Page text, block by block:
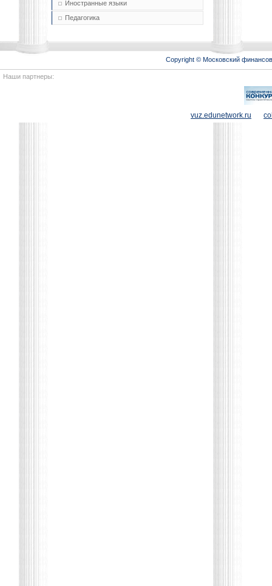
Иностранные языки
Педагогика
Copyright © Московский
Наши партнеры:
vuz.edunetwork.ru